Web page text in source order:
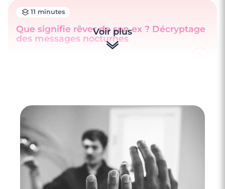
11 minutes
Que signifie rêver de son ex ? Décryptage
des messages nocturnes
Voir plus